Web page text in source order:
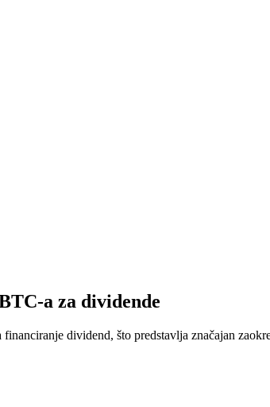
a za dividende
dividend, što predstavlja značajan